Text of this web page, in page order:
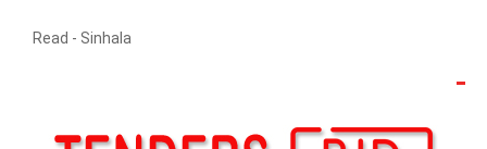
Read - Sinhala